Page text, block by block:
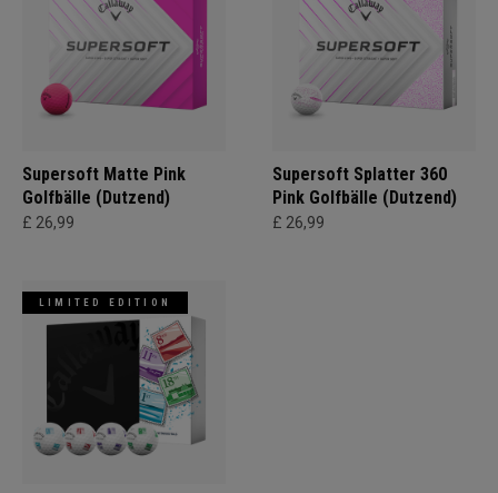
Supersoft Matte Pink
Golfbälle (Dutzend)
£ 26,99
Supersoft Splatter 360
Pink Golfbälle (Dutzend)
£ 26,99
LIMITED EDITION